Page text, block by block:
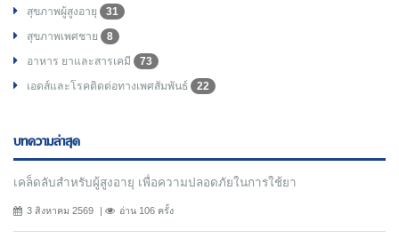
สุขภาพผู้สูงอายุ
31
สุขภาพเพศชาย
8
อาหาร ยาและสารเคมี
73
เอดส์และโรคติดต่อทางเพศสัมพันธ์
22
บทความล่าสุด
เคล็ดลับสำหรับผู้สูงอายุ เพื่อความปลอดภัยในการใช้ยา
3 สิงหาคม 2569 อ่าน 106 ครั้ง